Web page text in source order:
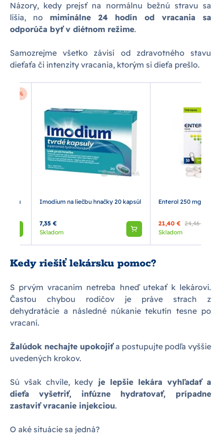
Názory, kedy prejsť na normálnu bežnú stravu sa
líšia, no miminálne 24 hodín od vracania sa
odporúča byť v diétnom režime.
Samozrejme všetko závisí od zdravotného stavu
dieťaťa či intenzity vracania, ktorým si dieťa prešlo.
-14 %
Imodium na liečbu hnačky 20 kapsúl
7,35 €
Skladom
Enterol 250 mg 50
21,40 € 24,46 €
Skladom
Kedy riešiť lekársku pomoc?
S prvým vracaním netreba hneď utekať k lekárovi.
Častou chybou rodičov je práve strach z
dehydratácie a následné núkanie tekutín tesne po
vracaní.
Žalúdok nechajte upokojiťa postupujte podľa vyššie
uvedených krokov.
Sú však chvíle, kedy je lepšie lekára vyhľadať a
dieťa vyšetriť, infúzne hydratovať, prípadne
zastaviť vracanie injekciou.
O aké situácie sa jedná?